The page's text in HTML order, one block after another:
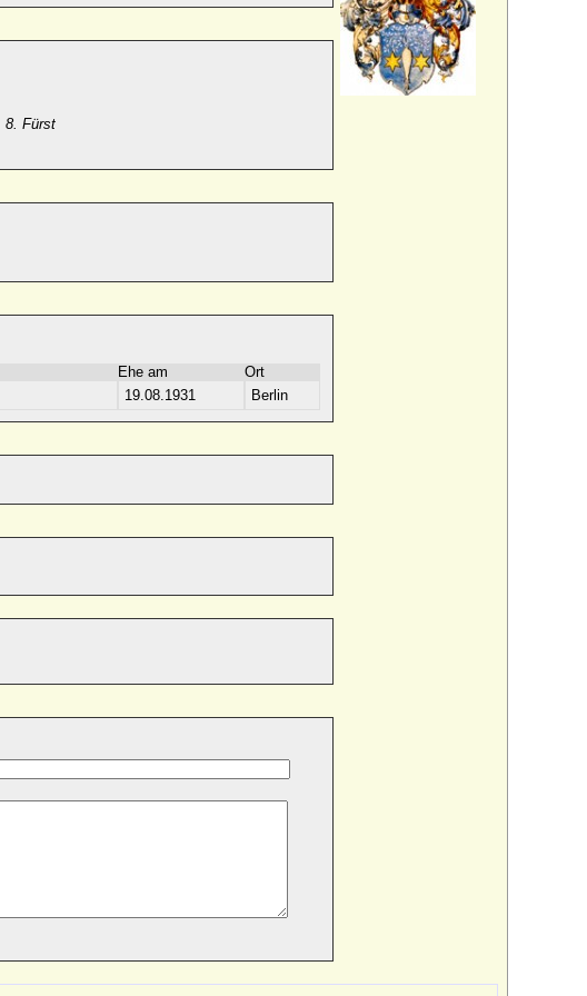
8. Fürst
Ehe am
Ort
19.08.1931 Berlin